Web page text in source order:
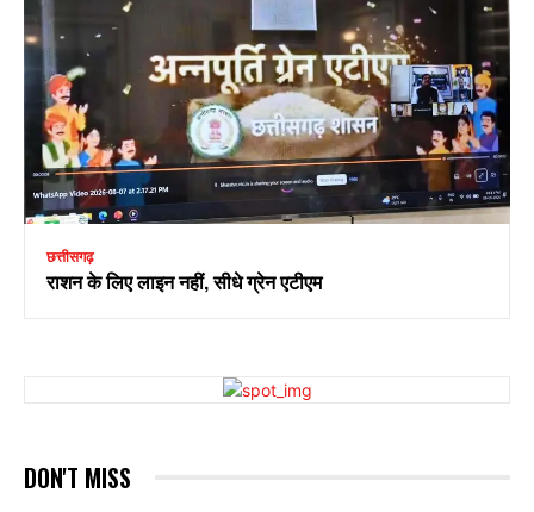
छत्तीसगढ़
राशन के लिए लाइन नहीं, सीधे ग्रेन एटीएम
DON'T MISS